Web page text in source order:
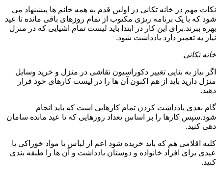
نکات مهم در خانه تکانی در اولین قدم به همه خانم ها پیشنهاد می
شود که با یک برنامه ریزی مکتوب از تمام روزهای باقی مانده تا عید
بهره ببرند.برای این کار در ابتدا باید لیست تمام اشیایی که در منزل
نیاز به تعمیر دارد یادداشت شود.
خانه تکانی
اگر نیاز به بنایی تغییر دکوراسیون نقاشی در منزل و خرید وسایل
منزل دارید باید از هم اکنون آن ها را در لیست کارهای خود قرار
دهید.
گام بعدی یادداشت کردن تمام کارهایی است که باید انجام
شود.سپس کارها را بر اساس تعداد روزهایی که تا عید مانده سامان
دهی کنید.
کلیه اقلامی هم که باید خریده شود اعم از لباس یا مواد خوراکی یا
عیدی برای افراد خانواده و دوستان یادداشت و آن ها را طبقه بندی
کنید.